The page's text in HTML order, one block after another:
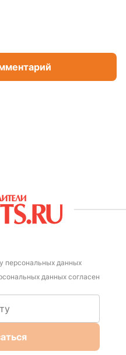
персональных данных
данных согласен